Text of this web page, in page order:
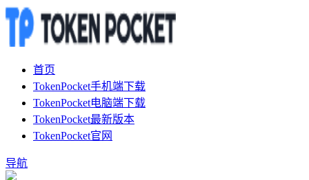
首页
TokenPocket手机端下载
TokenPocket电脑端下载
TokenPocket最新版本
TokenPocket官网
导航